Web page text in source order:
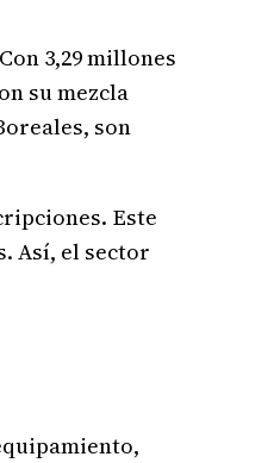
3,29 millones
su mezcla
son
Este
Así, el sector